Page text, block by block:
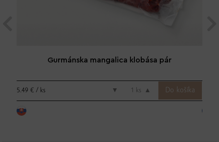
Gurmánska mangalica klobása pár
5.49 € / ks ▼ ks ▲